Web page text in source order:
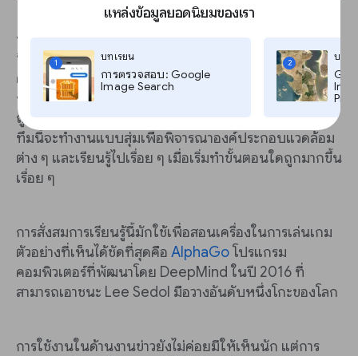
แหล่งข้อมูลยอดนิยมของเรา
1
บทเรียน
การตรวจสอบ: Google
Image Search
2
บทเ
Pro,
การเรียนรู้แบบที่สามเป็นการเรียนรู้แบบสั่งสมการเรียนรู้
ซึ่งจะคล้าย ๆ กับการเรียนรู้แบบไม่มีการกำกับดูแล กล่าว
คือไม่ต้องมีการจัดหารายละเอียดกำกับข้อมูลแต่จะเน้นที่
การเรียนรู้ว่าควรจะดำเนินการอย่างไรผ่านการลองผิดลอง
ถูก หรือโดยการหัดทำผิดพลาดนั่นเองในเบื้องต้นอัลกอริ
ทึมนี้จะทำงานแบบสุ่มเพื่อพิจารณาองค์ประกอบแวดล้อม
ต่าง ๆ และเรียนรู้ไปเรื่อย ๆ เมื่อเริ่มทำขั้นตอนใดถูกมากขึ้น
เรื่อย ๆ
การสั่งสมการเรียนรู้นี้มักใช้เพื่อสอนเครื่องในการเล่นเกม
ตัวอย่างที่เห็นได้ชัดที่สุดคือ AlphaGoโปรแกรม
คอมพิวเตอร์ที่พัฒนาโดย DeepMind ในปี 2016 ที่
สามารถเอาชนะ Lee Sedol มือวางอันดับหนึ่งโกะของโลก
การใช้งานในด้านงานข่าวยังไม่ค่อยมีให้เห็นนัก แต่การ